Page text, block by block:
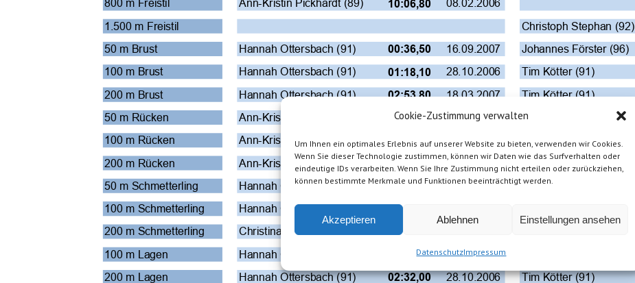
Cookie-Zustimmung verwalten
Um Ihnen ein optimales Erlebnis auf unserer Website zu bieten, verwenden wir Cookies.
Wenn Sie dieser Technologie zustimmen, können wir Daten wie das Surfverhalten oder
eindeutige IDs verarbeiten. Wenn Sie Ihre Zustimmung nicht erteilen oder zurückziehen,
können bestimmte Merkmale und Funktionen beeinträchtigt werden.
Akzeptieren Ablehnen Einstellungen ansehen
DatenschutzImpressum
800 m Freistil
Ann-Kristin Pickhardt (89) 10:06,80
08.02.2006
1.500 m Freistil
Christoph Stephan (92)
50 m Brust
Hannah Ottersbach (91) 00:36,50 16.09.2007 Johannes Förster (96)
100 m Brust
Hannah Ottersbach (91) 01:18,10 28.10.2006 Tim Kötter (91)
200 m Brust
Hannah Ottersbach (91) 02:53,80 18.03.2007 Tim Kötter (91)
50 m Rücken
Ann-Kristin Pickhardt (89) 00:31,60 16.09.2007 Christoph Stephan (92)
100 m Rücken
Ann-Kristin Pickhardt (89) 01:09,20 07.06.2009 Christoph Stephan (92)
200 m Rücken
Ann-Kristin Pickhardt (89) 02:32,70 20.06.2009 Christoph Stephan (92)
50 m Schmetterling
Hannah Ottersbach (91) 00:30,60 11.02.2007 Julius Schnepper (00)
100 m Schmetterling
Hannah Ottersbach (91) 01:12,80
200 m Schmetterling
Christina Triep (72) 02:43,50
100 m Lagen
Hannah Ottersbach (91) 01:10,40 28.10.2006
200 m Lagen
Hannah Ottersbach (91) 02:32,00 28.10.2006 Tim Kötter (91)